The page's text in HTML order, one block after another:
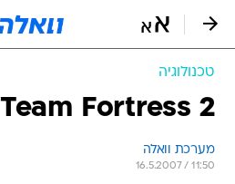
טכנולוגיה
Team Fortress 2
מערכת וואלה
16.5.2007 / 11:50